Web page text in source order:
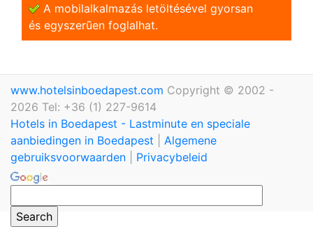
A mobilalkalmazás letöltésével gyorsan
és egyszerũen foglalhat.
www.hotelsinboedapest.com Copyright © 2002 -
2026 Tel: +36 (1) 227-9614
Hotels in Boedapest - Lastminute en speciale
aanbiedingen in Boedapest
Algemene
gebruiksvoorwaarden
Privacybeleid